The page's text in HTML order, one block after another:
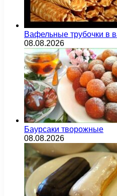
Вафельные трубочки в
08.08.2026
Баурсаки творожные
08.08.2026